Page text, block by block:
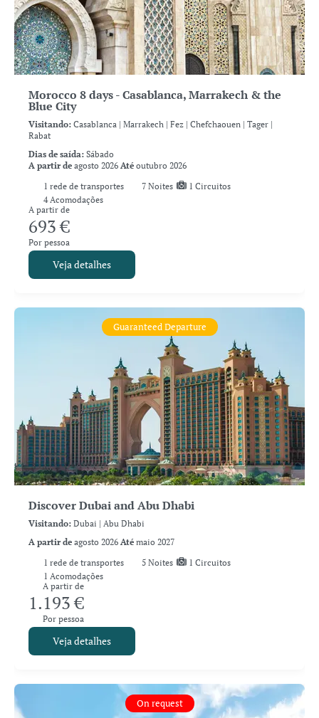
Morocco 8 days - Casablanca, Marrakech & the
Blue City
Visitando: Casablanca | Marrakech | Fez | Chefchaouen | Tager |
Rabat
Dias de saída: Sábado
A partir de agosto 2026 Até outubro 2026
1 rede de transportes 7 Noites
1 Circuitos
4 Acomodações
A partir de
693 €
Por pessoa
Veja detalhes
Guaranteed Departure
Discover Dubai and Abu Dhabi
Visitando: Dubai | Abu Dhabi
A partir de agosto 2026 Até maio 2027
1 rede de transportes 5 Noites
1 Circuitos
1 Acomodações
A partir de
1.193 €
Por pessoa
Veja detalhes
On request